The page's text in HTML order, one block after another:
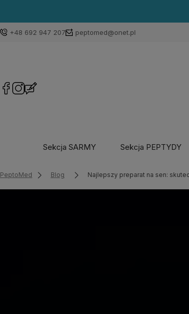
+48 692 947 207 peptomed@onet.pl
Sekcja SARMY Sekcja PEPTYDY
PeptoMed Blog Najlepszy preparat na sen: